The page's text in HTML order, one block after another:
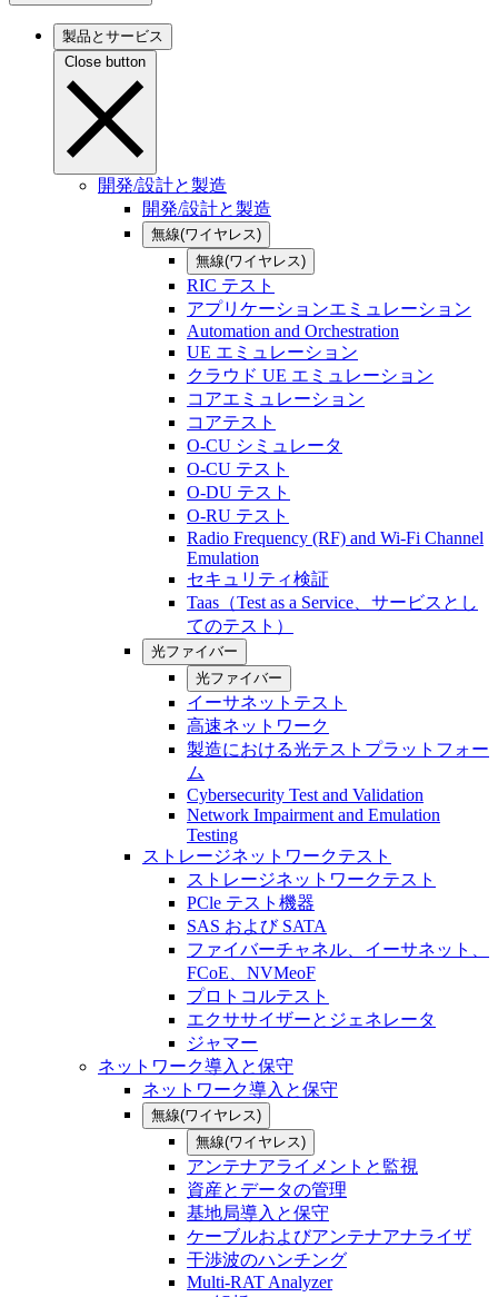
製品とサービス
Close button
開発/設計と製造
開発/設計と製造
無線(ワイヤレス)
無線(ワイヤレス)
RIC テスト
アプリケーションエミュレーション
Automation and Orchestration
UE エミュレーション
クラウド UE エミュレーション
コアエミュレーション
コアテスト
O-CU シミュレータ
O-CU テスト
O-DU テスト
O-RU テスト
Radio Frequency (RF) and Wi-Fi Channel
Emulation
セキュリティ検証
Taas（Test as a Service、サービスとし
てのテスト）
光ファイバー
光ファイバー
イーサネットテスト
高速ネットワーク
製造における光テストプラットフォー
ム
Cybersecurity Test and Validation
Network Impairment and Emulation
Testing
ストレージネットワークテスト
ストレージネットワークテスト
PCle テスト機器
SAS および SATA
ファイバーチャネル、イーサネット、
FCoE、NVMeoF
プロトコルテスト
エクササイザーとジェネレータ
ジャマー
ネットワーク導入と保守
ネットワーク導入と保守
無線(ワイヤレス)
無線(ワイヤレス)
アンテナアライメントと監視
資産とデータの管理
基地局導入と保守
ケーブルおよびアンテナアナライザ
干渉波のハンチング
Multi-RAT Analyzer